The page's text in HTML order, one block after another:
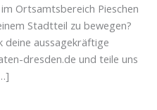
Ortsamtsbereich Pieschen
Stadtteil zu bewegen?
deine aussagekräftige
dresden.de und teile uns